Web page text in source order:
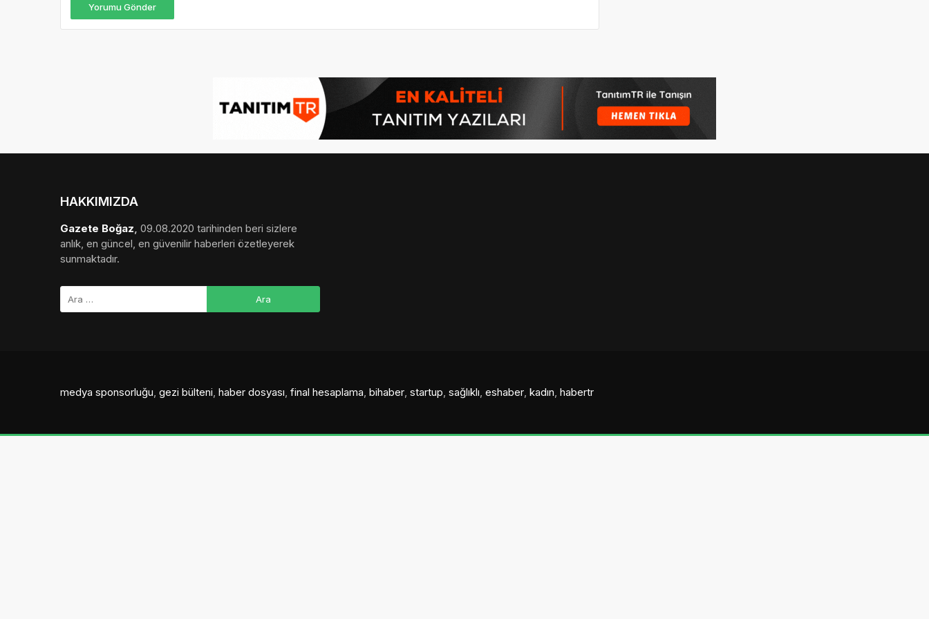
Yorumu Gönder
HAKKIMIZDA
Gazete Boğaz, 09.08.2020 tarihinden beri sizlere
anlık, en güncel, en güvenilir haberleri özetleyerek
sunmaktadır.
medya sponsorluğu, gezi bülteni, haber dosyası, final hesaplama, bihaber, startup, sağlıklı, eshaber, kadın, habertr